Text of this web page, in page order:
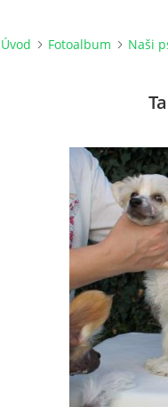
Úvod Fotoalbum Naši